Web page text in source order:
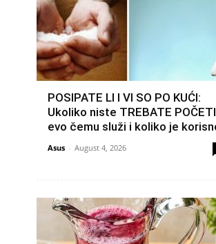
POSIPATE LI I VI SO PO KUĆI:
Ukoliko niste TREBATE
evo čemu služi i koliko je
Asus - August 4, 2026